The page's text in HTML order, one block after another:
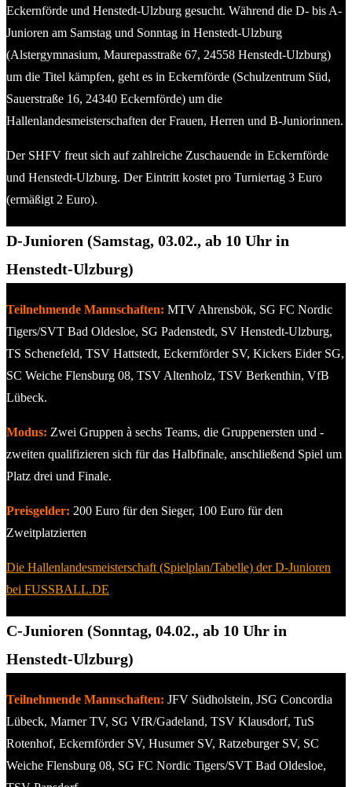
Eckernförde und Henstedt-Ulzburg gesucht. Während die D- bis A-
Junioren am Samstag und Sonntag in Henstedt-Ulzburg
(Alstergymnasium, Maurepasstraße 67, 24558 Henstedt-Ulzburg)
um die Titel kämpfen, geht es in Eckernförde (Schulzentrum Süd,
Sauerstraße 16, 24340 Eckernförde) um die
Hallenlandesmeisterschaften der Frauen, Herren und B-Juniorinnen.
Der SHFV freut sich auf zahlreiche Zuschauende in Eckernförde
und Henstedt-Ulzburg. Der Eintritt kostet pro Turniertag 3 Euro
(ermäßigt 2 Euro).
D-Junioren (Samstag, 03.02., ab 10 Uhr in
Henstedt-Ulzburg)
Teilnehmende Mannschaften: MTV Ahrensbök, SG FC Nordic
Tigers/SVT Bad Oldesloe, SG Padenstedt, SV Henstedt-Ulzburg,
TS Schenefeld, TSV Hattstedt, Eckernförder SV, Kickers Eider SG,
SC Weiche Flensburg 08, TSV Altenholz, TSV Berkenthin, VfB
Lübeck.
Modus: Zwei Gruppen à sechs Teams, die Gruppenersten und -
zweiten qualifizieren sich für das Halbfinale, anschließend Spiel um
Platz drei und Finale.
Preisgelder: 200 Euro für den Sieger, 100 Euro für den
Zweitplatzierten
Die Hallenlandesmeisterschaft (Spielplan/Tabelle) der D-Junioren
bei FUSSBALL.DE
C-Junioren (Sonntag, 04.02., ab 10 Uhr in
Henstedt-Ulzburg)
Teilnehmende Mannschaften: JFV Südholstein, JSG Concordia
Lübeck, Marner TV, SG VfR/Gadeland, TSV Klausdorf, TuS
Rotenhof, Eckernförder SV, Husumer SV, Ratzeburger SV, SC
Weiche Flensburg 08, SG FC Nordic Tigers/SVT Bad Oldesloe,